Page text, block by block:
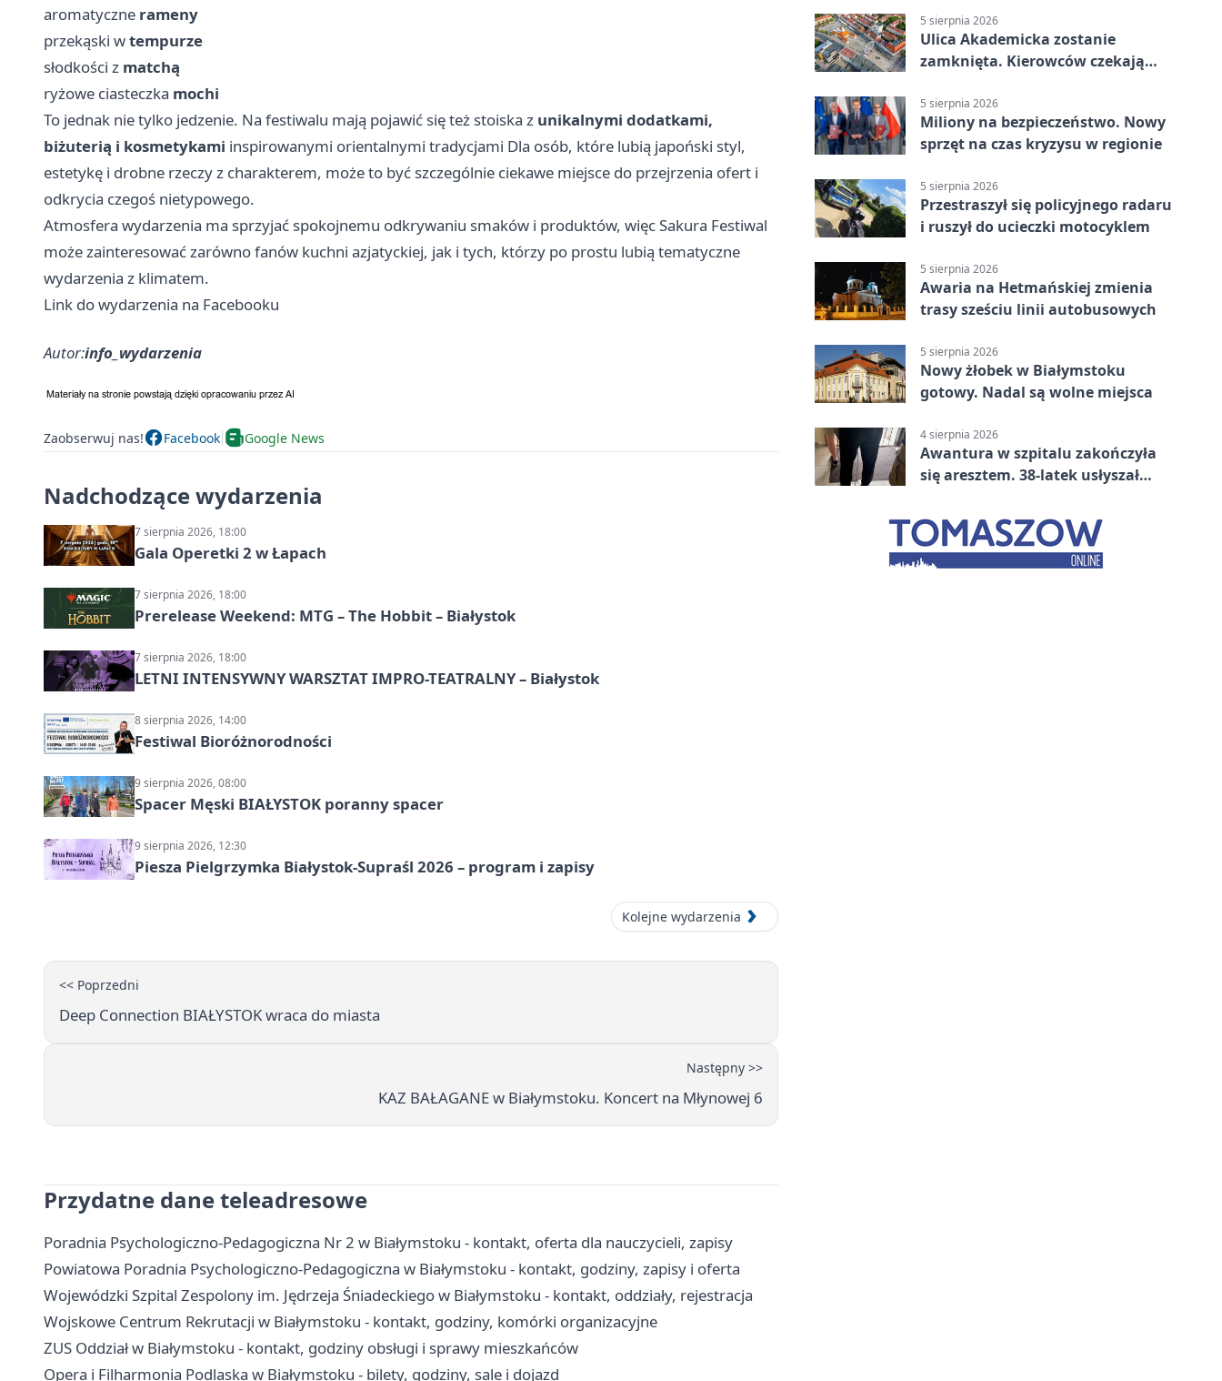
aromatyczne rameny
przekąski wtempurze
słodkości z matchą
ryżowe ciasteczka mochi
To jednak nie tylko jedzenie. Na festiwalu mają pojawić się też stoiska z unikalnymi dodatkami,
biżuterią i kosmetykami inspirowanymi orientalnymi tradycjami Dla osób, które lubią japoński styl,
estetykę i drobne rzeczy z charakterem, może to być szczególnie ciekawe miejsce do przejrzenia ofert i
odkrycia czegoś nietypowego.
Atmosfera wydarzenia ma sprzyjać spokojnemu odkrywaniu smaków i produktów, więc Sakura Festiwal
może zainteresować zarówno fanów kuchni azjatyckiej, jak i tych, którzy po prostu lubią tematyczne
wydarzenia z klimatem.
Link do wydarzenia na Facebooku
Autor:info_wydarzenia
Zaobserwuj nas! Facebook Google News
Nadchodzące wydarzenia
7 sierpnia 2026, 18:00
Gala Operetki 2 w Łapach
7 sierpnia 2026, 18:00
Prerelease Weekend: MTG – The Hobbit – Białystok
7 sierpnia 2026, 18:00
LETNI INTENSYWNY WARSZTAT IMPRO-TEATRALNY – Białystok
8 sierpnia 2026, 14:00
Festiwal Bioróżnorodności
9 sierpnia 2026, 08:00
Spacer Męski BIAŁYSTOK poranny spacer
9 sierpnia 2026, 12:30
Piesza Pielgrzymka Białystok-Supraśl 2026 – program i zapisy
Kolejne wydarzenia
<< Poprzedni
Deep Connection BIAŁYSTOK wraca do miasta
Następny >>
KAZ BAŁAGANE w Białymstoku. Koncert na Młynowej 6
Przydatne dane teleadresowe
Poradnia Psychologiczno-Pedagogiczna Nr 2 w Białymstoku - kontakt, oferta dla nauczycieli, zapisy
Powiatowa Poradnia Psychologiczno-Pedagogiczna w Białymstoku - kontakt, godziny, zapisy i oferta
Wojewódzki Szpital Zespolony im. Jędrzeja Śniadeckiego w Białymstoku - kontakt, oddziały, rejestracja
Wojskowe Centrum Rekrutacji w Białymstoku - kontakt, godziny, komórki organizacyjne
ZUS Oddział w Białymstoku - kontakt, godziny obsługi i sprawy mieszkańców
Opera i Filharmonia Podlaska w Białymstoku - bilety, godziny, sale i dojazd
5 sierpnia 2026
Ulica Akademicka zostanie
zamknięta. Kierowców czekają
5 sierpnia 2026
Miliony na bezpieczeństwo. Nowy
sprzęt na czas kryzysu w regionie
5 sierpnia 2026
Przestraszył się policyjnego radaru
i ruszył do ucieczki motocyklem
5 sierpnia 2026
Awaria na Hetmańskiej zmienia
trasy sześciu linii autobusowych
5 sierpnia 2026
Nowy żłobek w Białymstoku
gotowy. Nadal są wolne miejsca
4 sierpnia 2026
Awantura w szpitalu zakończyła
się aresztem. 38-latek usłyszał